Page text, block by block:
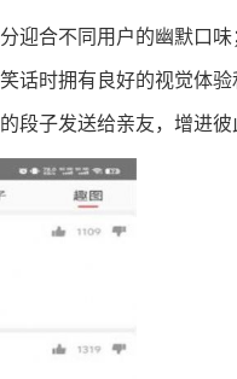
迎合不同用户的幽默口味
话时拥有良好的视觉体验
段子发送给亲友，增进彼